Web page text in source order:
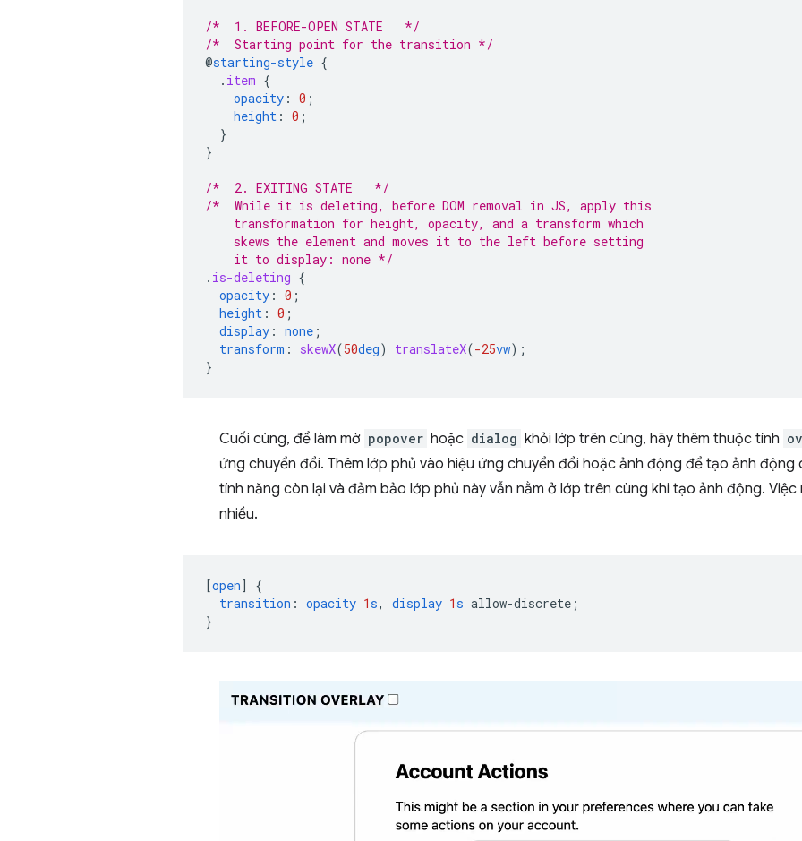
/*  1. BEFORE-OPEN STATE   */
/*  Starting point for the transition */
@starting-style {
. item {
opacity : 0 ;
height : 0 ;
}
}
/*  2. EXITING STATE   */
/*  While it is deleting, before DOM removal in JS, apply this
    transformation for height, opacity, and a transform which
    skews the element and moves it to the left before setting
    it to display: none */
. is-deleting {
opacity : 0 ;
height : 0 ;
display : none ;
transform : skewX(50deg) translateX(-25vw);
}
Cuối cùng, để làm mờ popover hoặc dialog khỏi lớp trên cùng, hãy thêm thuộc tính
ứng chuyển đổi. Thêm lớp phủ vào hiệu ứng chuyển đổi hoặc ảnh động để tạo ảnh
tính năng còn lại và đảm bảo lớp phủ này vẫn nằm ở lớp trên cùng khi tạo ảnh động.
nhiều.
[open]
{
transition : opacity 1s, display 1s allow-discrete ;
}